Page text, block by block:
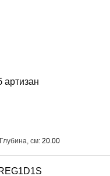
артизан
Глубина, см 20.00